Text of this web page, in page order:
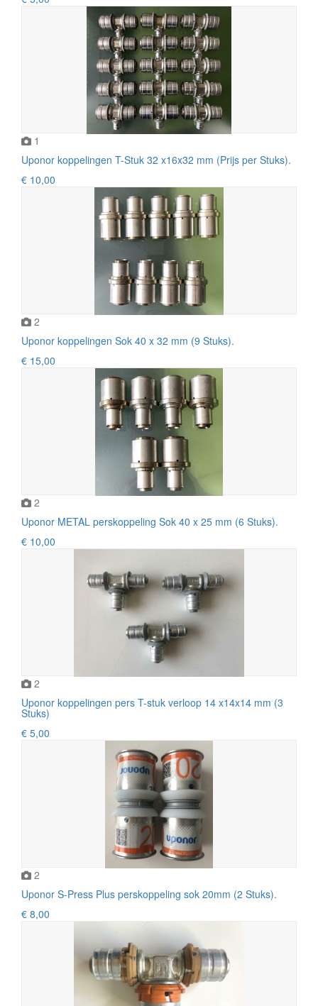
1
Uponor koppelingen T-Stuk 32 x16x32 mm (Prijs per Stuks).
€ 10,00
2
Uponor koppelingen Sok 40 x 32 mm (9 Stuks).
€ 15,00
2
Uponor METAL perskoppeling Sok 40 x 25 mm (6 Stuks).
€ 10,00
2
Uponor koppelingen pers T-stuk verloop 14 x14x14 mm (3
Stuks)
€ 5,00
2
Uponor S-Press Plus perskoppeling sok 20mm (2 Stuks).
€ 8,00